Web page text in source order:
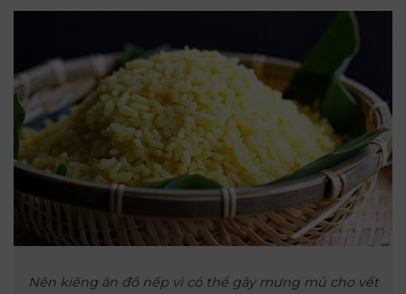
Nên kiêng ăn đồ nếp vì có thể gây mưng mủ cho vết